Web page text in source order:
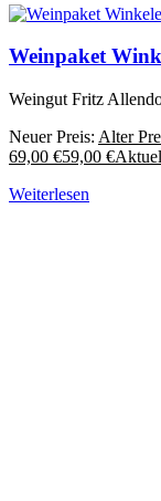
Weinpaket
Weingut Fritz
Neuer Preis: Alter
69,00 €59,00 €
Weiterlesen